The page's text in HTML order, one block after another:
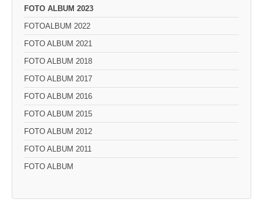
FOTO ALBUM 2023
FOTOALBUM 2022
FOTO ALBUM 2021
FOTO ALBUM 2018
FOTO ALBUM 2017
FOTO ALBUM 2016
FOTO ALBUM 2015
FOTO ALBUM 2012
FOTO ALBUM 2011
FOTO ALBUM